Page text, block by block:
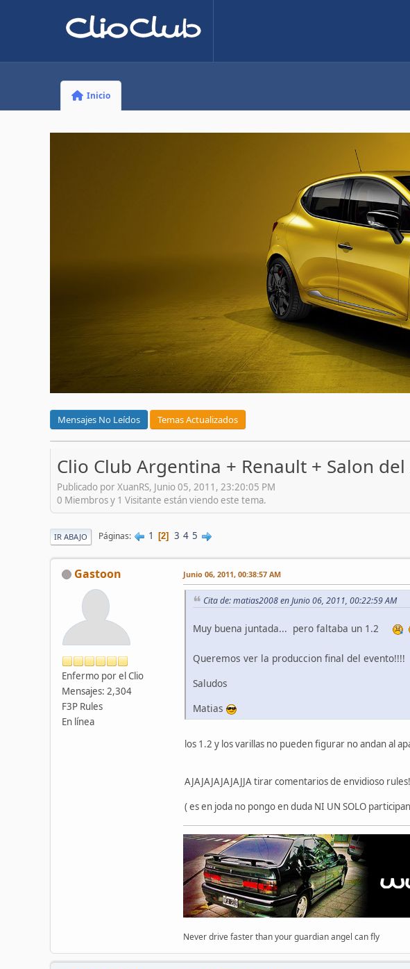
Inicio
Mensajes No Leídos Temas Actualizados
Clio Club Argentina + Renault + Salon
Publicado por XuanRS, Junio 05, 2011, 23:20:05 PM
0 Miembros y 1 Visitante están viendo este tema.
IR ABAJO Páginas 1 2 3 4 5
Gastoon
Enfermo por el Clio
Mensajes: 2,304
F3P Rules
En línea
Junio 06, 2011, 00:38:57 AM
Cita de: matias2008 en Junio 06, 2011, 00:22:59 AM
Muy buena juntada... pero faltaba un 1.2
Queremos ver la produccion final del evento!!!!
Saludos
Matias
los 1.2 y los varillas no pueden figurar no andan al
AJAJAJAJAJAJJA tirar comentarios de envidioso
( es en joda no pongo en duda NI UN SOLO
Never drive faster than your guardian angel can fly